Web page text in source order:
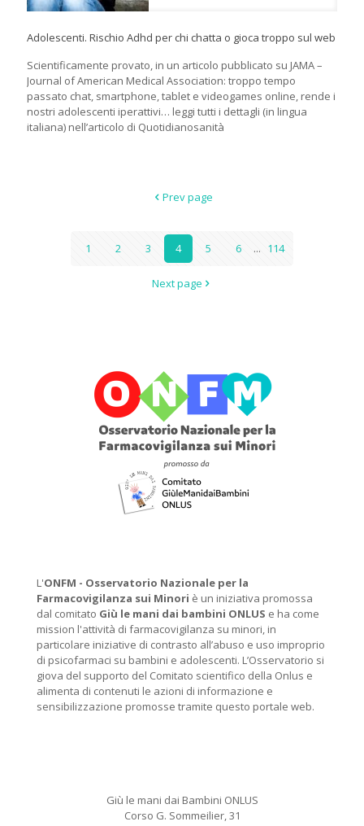
Adolescenti. Rischio Adhd per chi chatta o gioca troppo sul web
Scientificamente provato, in un articolo pubblicato su JAMA –
Journal of American Medical Association: troppo tempo
passato chat, smartphone, tablet e videogames online, rende i
nostri adolescenti iperattivi… leggi tutti i dettagli (in lingua
italiana) nell’articolo di Quotidianosanità
Prev page
1 2 3 4 5 6 ... 114
Next page
L'ONFM - Osservatorio Nazionale per la
Farmacovigilanza sui Minori è un iniziativa promossa
dal comitato Giù le mani dai bambini ONLUS e ha come
mission l'attività di farmacovigilanza su minori, in
particolare iniziative di contrasto all’abuso e uso improprio
di psicofarmaci su bambini e adolescenti. L’Osservatorio si
giova del supporto del Comitato scientifico della Onlus e
alimenta di contenuti le azioni di informazione e
sensibilizzazione promosse tramite questo portale web.
Giù le mani dai Bambini ONLUS
Corso G. Sommeilier, 31